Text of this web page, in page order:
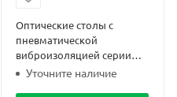
Оптические столы с
пневматической
виброизоляцией серии
AFTУточните наличие